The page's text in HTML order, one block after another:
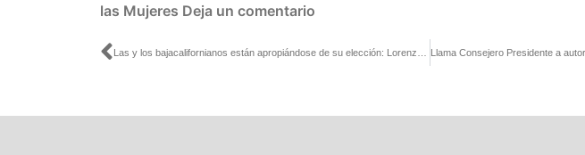
las Mujeres Deja un comentario
Ant